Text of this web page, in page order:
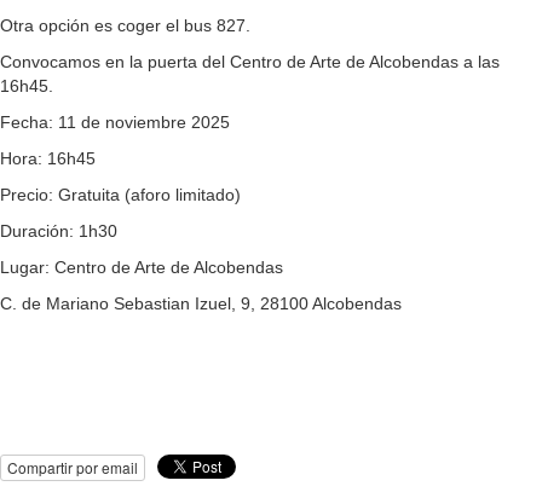
Otra opción es coger el bus 827.
Convocamos en la puerta del Centro de Arte de Alcobendas a las
16h45.
Fecha: 11 de noviembre 2025
Hora: 16h45
Precio: Gratuita (aforo limitado)
Duración: 1h30
Lugar: Centro de Arte de Alcobendas
C. de Mariano Sebastian Izuel, 9, 28100 Alcobendas
Compartir por email